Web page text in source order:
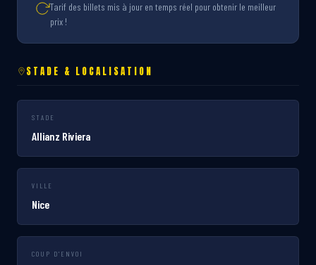
Tarif des billets mis à jour en temps réel pour obtenir le meilleur
prix !
STADE & LOCALISATION
STADE
Allianz Riviera
VILLE
Nice
COUP D'ENVOI